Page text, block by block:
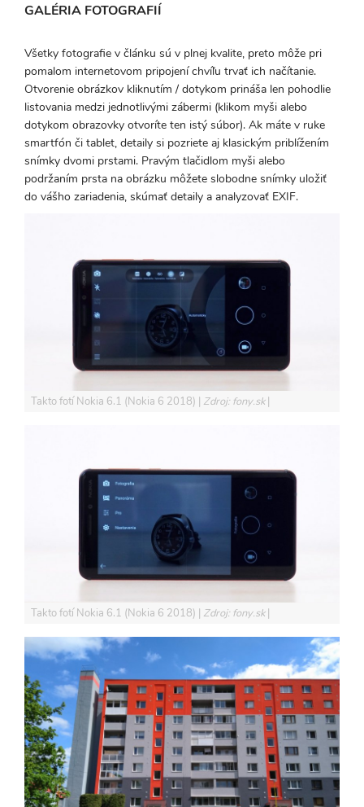
GALÉRIA FOTOGRAFIÍ
Všetky fotografie v článku sú v plnej kvalite, preto môže pri
pomalom internetovom pripojení chvíľu trvať ich načítanie.
Otvorenie obrázkov kliknutím / dotykom prináša len pohodlie
listovania medzi jednotlivými zábermi (klikom myši alebo
dotykom obrazovky otvoríte ten istý súbor). Ak máte v ruke
smartfón či tablet, detaily si pozriete aj klasickým priblížením
snímky dvomi prstami. Pravým tlačidlom myši alebo
podržaním prsta na obrázku môžete slobodne snímky uložiť
do vášho zariadenia, skúmať detaily a analyzovať EXIF.
Takto fotí Nokia 6.1 (Nokia 6 2018) Zdroj: fony.sk
Takto fotí Nokia 6.1 (Nokia 6 2018) Zdroj: fony.sk